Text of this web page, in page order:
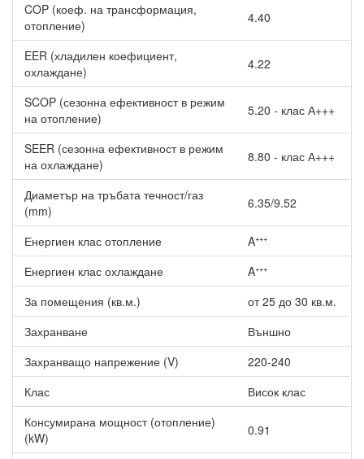
По-голям хибриден топлообменник подобрява
значително ефективността - по-високи SEER и SCOP.
Турбина с кръстосан поток - диаметърът и е 107мм. за
разлика от стандартните турбини - 95 мм.
Ефективен топлообмен с ниска мощност.
Сензорът за присъствие
отчита човешкото движение в
помещението. Когато хората излязат, системата преминава в
икономичен режим на работа. Когато някой се върне в стаята,
климатичната система автоматично се връща към предишния
зададен режим.
Истинска тишина
- едва 19dB шум осигурява една
комфортна и спокойна атмосфера. Почти недоловим за
човешкото ухо, шумът от 19dB се равнява на звука от падащи
листа.
Други предимства на Хиперинверторен климатик
General ASHH12KGTG /AOHH12KGCG WiFi 2024, 12000
BTU, Клас A+++
Вградено WiFi управление - осигурява Wi-Fi връзка с
климатика през Вашия смартфон или таблет. Вече може
да контролирате своята климатична система от всяка
точно в света.
По-екологично бъдеще с новия фреон R32.
Повече комфорт - голямата клапа и новият дизайн
осигуряват ниски нива на шум и комфортен въздушен
поток, който се спуска плавно по пода на помещението.
COP (коеф. на трансформация,
отопление)
4.40
EER (хладилен коефициент,
охлаждане)
4.22
SCOP (сезонна ефективност в режим
на отопление)
5.20 - клас А+++
SEER (сезонна ефективност в режим
на охлаждане)
8.80 - клас А+++
Диаметър на тръбата течност/газ
(mm)
6.35/9.52
Енергиен клас отопление
Aᐩᐩᐩ
Енергиен клас охлаждане
Aᐩᐩᐩ
За помещения (кв.м.)
от 25 до 30 кв.м.
Захранване
Външно
Захранващо напрежение (V)
220-240
Клас
Висок клас
Консумирана мощност (отопление)
(kW)
0.91